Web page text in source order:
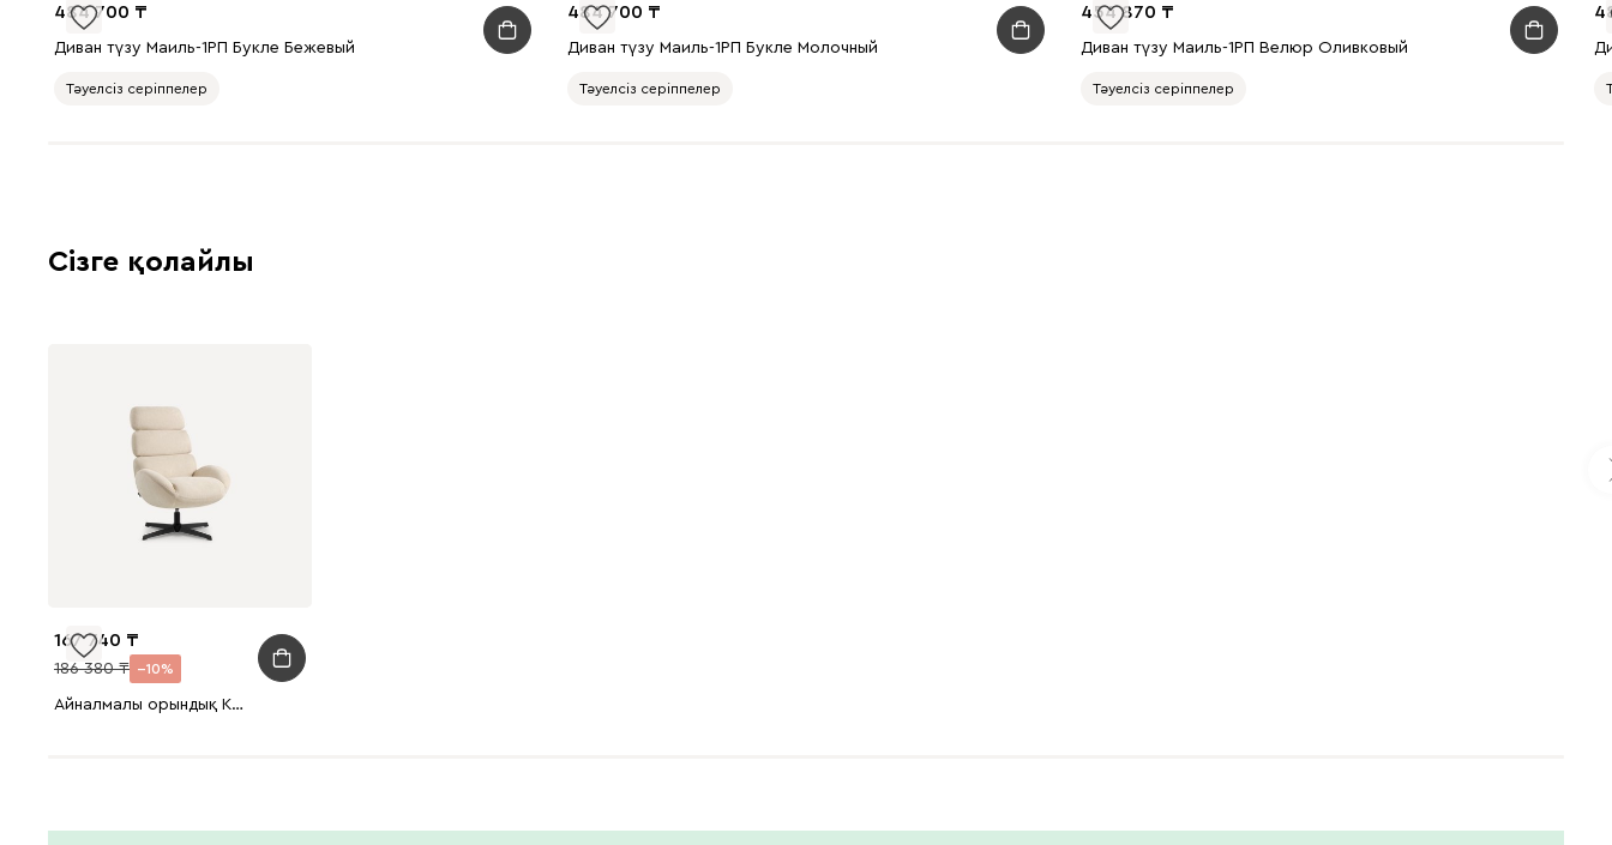
484 700
Диван түзу Маиль-1РП Букле Бежевый
Тәуелсіз серіппелер
484 700
Диван түзу Маиль-1РП Букле Молочный
Тәуелсіз серіппелер
454 870
Диван түзу Маиль-1РП Велюр Оливковый
Тәуелсіз серіппелер
Сізге қолайлы
167 740
186 380 10
Айналмалы орындық Кессен Велюр Кремовый